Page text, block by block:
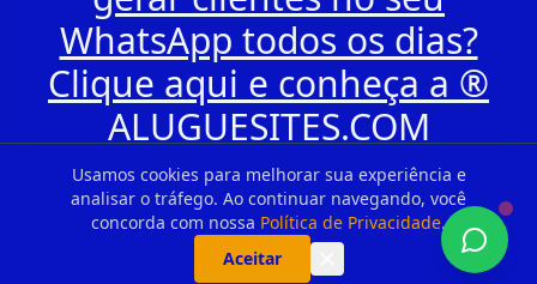
Usamos cookies para melhorar sua experiência e
analisar o tráfego. Ao continuar navegando, você
concorda com nossa Política de Privacidade.
Aceitar
WhatsApp todos os dias?
Clique aqui e conheça a ®
ALUGUESITES.COM